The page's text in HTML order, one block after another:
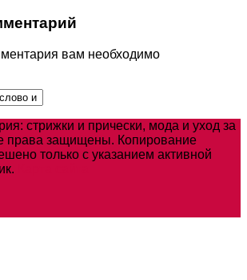
вам необходимо
стрижки и прически, мода и уход за
права защищены. Копирование
только с указанием активной